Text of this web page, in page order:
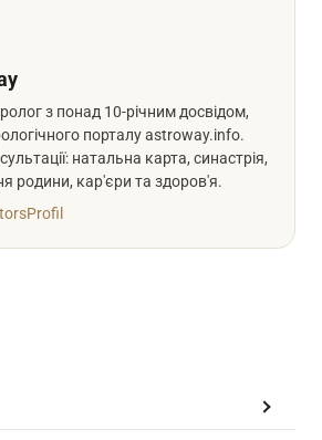
з понад 10-річним досвідом,
порталу astroway.info.
натальна карта, синастрія,
родини, кар'єри та здоров'я.
Profil